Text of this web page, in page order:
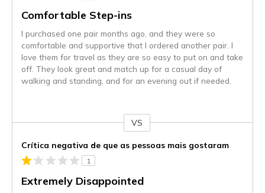
Comfortable Step-ins
I purchased one pair months ago, and they were so
comfortable and supportive that I ordered another pair. I
love them for travel as they are so easy to put on and take
off. They look great and match up for a casual day of
walking and standing, and for an evening out if needed.
VS
Crítica negativa de que as pessoas mais gostaram
1
Extremely Disappointed